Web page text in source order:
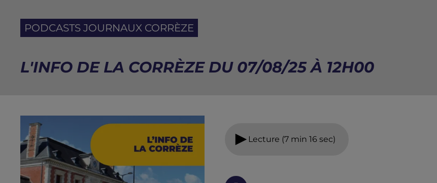
PODCASTS JOURNAUX CORRÈZE
L'INFO DE LA CORRÈZE DU 07/08/25 À 12H00
Lecture (7 min 16 sec)